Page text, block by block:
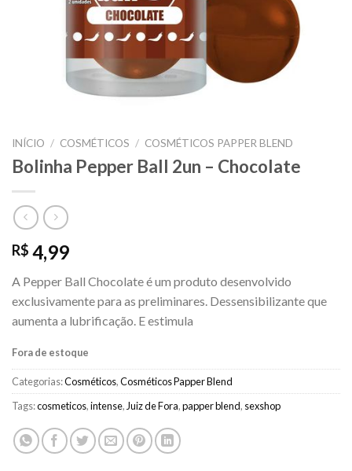
INÍCIO / COSMÉTICOS / COSMÉTICOS PAPPER BLEND
Bolinha Pepper Ball 2un – Chocolate
R$ 4,99
A Pepper Ball Chocolate é um produto desenvolvido
exclusivamente para as preliminares. Dessensibilizante que
aumenta a lubrificação. E estimula
Fora de estoque
Categorias:Cosméticos,Cosméticos Papper Blend
Tags:cosmeticos,intense,Juiz de Fora,papper blend, sexshop